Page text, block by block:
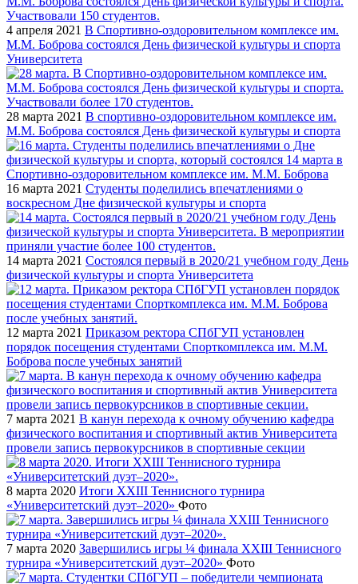
4 апреля 2021 В Спортивно-оздоровительном комплексе им.
М.М. Боброва состоялся День физической культуры и спорта
Университета
28 марта 2021 В спортивно-оздоровительном комплексе им.
М.М. Боброва состоялся День физической культуры и спорта
16 марта 2021 Студенты поделились впечатлениями о
воскресном Дне физической культуры и спорта
14 марта 2021 Состоялся первый в 2020/21 учебном году День
физической культуры и спорта Университета
12 марта 2021 Приказом ректора СПбГУП установлен
порядок посещения студентами Спорткомплекса им. М.М.
Боброва после учебных занятий
7 марта 2021 В канун перехода к очному обучению кафедра
физического воспитания и спортивный актив Университета
провели запись первокурсников в спортивные секции
8 марта 2020 Итоги XXIII Теннисного турнира
«Университетский дуэт–2020» Фото
7 марта 2020 Завершились игры ¼ финала XXIII Теннисного
турнира «Университетский дуэт–2020» Фото